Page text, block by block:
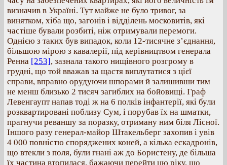
визначив в Україні. Тут майже не було тривог, за
винятком, хіба що, загонів і відділень московитів, які
частіше бували розбиті, ніж отримували перемоги.
Однією з таких був випадок, коли 12-тисячне з’єднання,
більшою мірою з кавалерії, під керівництвом генерала
Ренна [253], зазнала такого нищівного розгрому в
грудні, що той вважав за щастя виплутатися з цієї
справи, вправно орудуючи шпорами й залишивши тим
не менш близько 2 тисяч загиблих на бойовищі. Граф
Левенгаупт напав тоді ж на 6 полків інфантерії, які були
розквартировані поблизу Сум, і порубав їх на шматки,
прагнучи реваншу за поразку, отриману ним біля Лісної.
Іншого разу генерал-майор Штакельберг захопив і увів
4 000 повністю споряджених коней, а кілька ескадронів,
що втекли з поля, були гнані аж до Бористену, де більша
їх частина втопилася, бажаючи перейти цю ріку, що